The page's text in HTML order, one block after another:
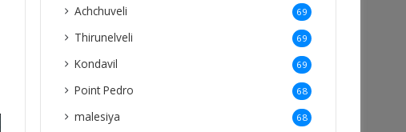
Achchuveli 69
Thirunelveli 69
Kondavil 69
Point Pedro 68
malesiya 68